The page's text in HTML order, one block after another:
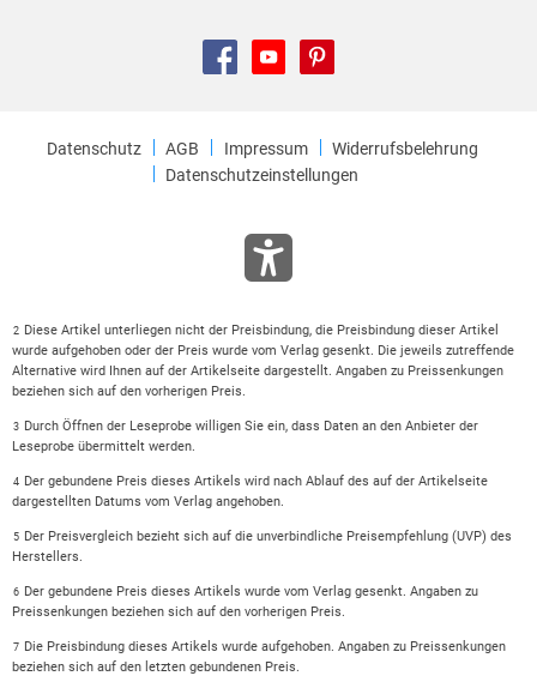
Datenschutz AGB Impressum
Widerrufsbelehrung
Datenschutzeinstellungen
2
Diese Artikel unterliegen nicht der Preisbindung, die Preisbindung dieser Artikel
wurde aufgehoben oder der Preis wurde vom Verlag gesenkt. Die jeweils zutreffende
Alternative wird Ihnen auf der Artikelseite dargestellt. Angaben zu Preissenkungen
beziehen sich auf den vorherigen Preis.
3
Durch Öffnen der Leseprobe willigen Sie ein, dass Daten an den Anbieter der
Leseprobe übermittelt werden.
4
Der gebundene Preis dieses Artikels wird nach Ablauf des auf der Artikelseite
dargestellten Datums vom Verlag angehoben.
5
Der Preisvergleich bezieht sich auf die unverbindliche Preisempfehlung (UVP) des
Herstellers.
6
Der gebundene Preis dieses Artikels wurde vom Verlag gesenkt. Angaben zu
Preissenkungen beziehen sich auf den vorherigen Preis.
7
Die Preisbindung dieses Artikels wurde aufgehoben. Angaben zu Preissenkungen
beziehen sich auf den letzten gebundenen Preis.